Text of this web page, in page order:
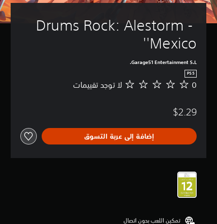
Drums Rock: Alestorm -
'Mexico'
Garage51 Entertainment S.L.
PS5
ل
و
د
ت
م
ت
0 لا توجد تقييمات
$2.29
إضافة إلى عربة التسوق
تمكين اللعب بدون اتصال